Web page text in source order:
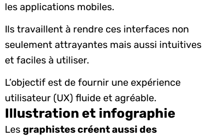
les applications mobiles.
Ils travaillent à rendre ces interfaces non
seulement attrayantes mais aussi intuitives
et faciles à utiliser.
L’objectif est de fournir une expérience
utilisateur (UX) fluide et agréable.
Illustration et infographie
Les graphistes créent aussi des